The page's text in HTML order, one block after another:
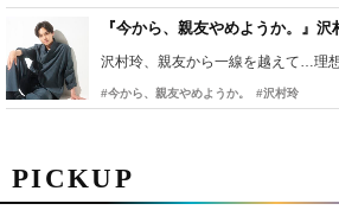
PICKUP
『今から、親友やめようか。』
沢村玲、親友から一線を越えて…理
#今から、親友やめようか。 #沢村玲